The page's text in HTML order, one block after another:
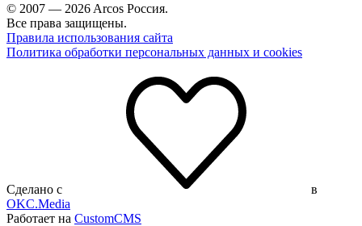
© 2007 — 2026 Arcos Россия.
Все права защищены.
Правила использования сайта
Политика обработки персональных данных и cookies
Сделано с
в
OKC.Media
Работает на CustomCMS